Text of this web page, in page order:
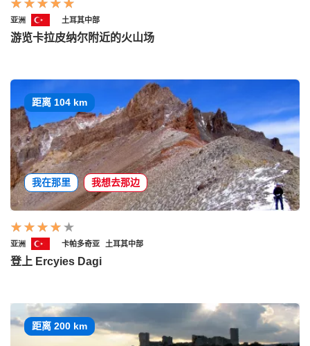
亚洲 土耳其中部
游览卡拉皮纳尔附近的火山场
距离 104 km
我在那里 我想去那边
亚洲 卡帕多奇亚 土耳其中部
登上 Ercyies Dagi
距离 200 km